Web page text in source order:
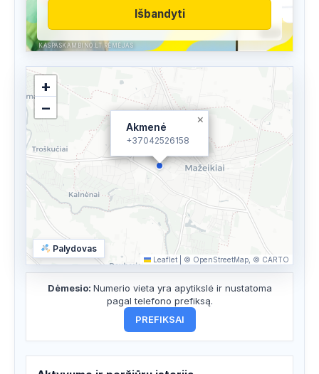
KASPASKAMBINO.LT RĖMĖJAS
Išbandyti
Akmenė
+37042526158
×
+
−
Leaflet © OpenStreetMap, © CARTO
Palydovas
Dėmesio: Numerio vieta yra apytikslė ir nustatoma
pagal telefono prefiksą.
PREFIKSAI